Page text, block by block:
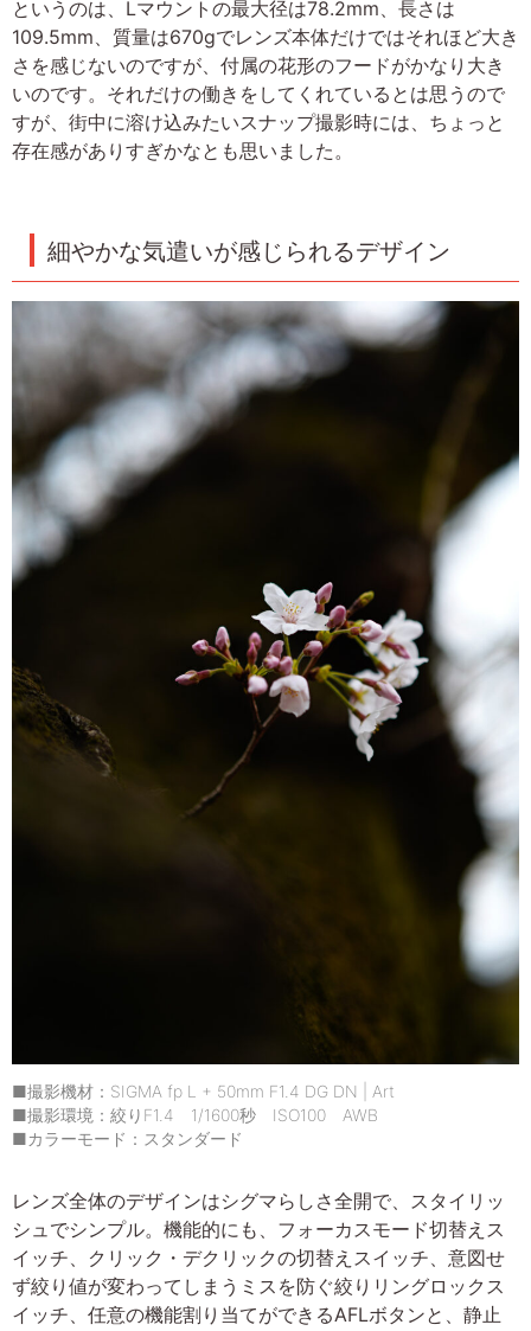
というのは、Lマウントの最大径は78.2mm、長さは
109.5mm、質量は670gでレンズ本体だけではそれほど大き
さを感じないのですが、付属の花形のフードがかなり大き
いのです。それだけの働きをしてくれているとは思うので
すが、街中に溶け込みたいスナップ撮影時には、ちょっと
存在感がありすぎかなとも思いました。
細やかな気遣いが感じられるデザイン
■撮影機材：SIGMA fp L + 50mm F1.4 DG DN | Art
■撮影環境：絞りF1.4 1/1600秒 ISO100 AWB
■カラーモード：スタンダード
レンズ全体のデザインはシグマらしさ全開で、スタイリッ
シュでシンプル。機能的にも、フォーカスモード切替えス
イッチ、クリック・デクリックの切替えスイッチ、意図せ
ず絞り値が変わってしまうミスを防ぐ絞りリングロックス
イッチ、任意の機能割り当てができるAFLボタンと、静止